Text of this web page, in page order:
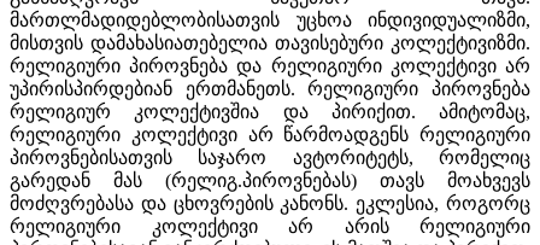
მართლმადიდებლობისათვის უცხოა ინდივიდუალიზმი,
მისთვის დამახასიათებელია თავისებური კოლექტივიზმი.
რელიგიური პიროვნება და რელიგიური კოლექტივი არ
უპირისპირდებიან ერთმანეთს. რელიგიური პიროვნება
რელიგიურ კოლექტივშია და პირიქით. ამიტომაც,
რელიგიური კოლექტივი არ წარმოადგენს რელიგიური
პიროვნებისათვის საჯარო ავტორიტეტს, რომელიც
გარედან მას (რელიგ.პიროვნებას) თავს მოახვევს
მოძღვრებასა და ცხოვრების კანონს. ეკლესია, როგორც
რელიგიური კოლექტივი არ არის რელიგიური